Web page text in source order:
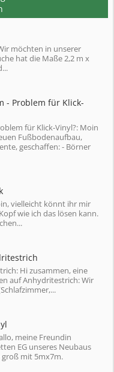
möchten in unserer
hat die Maße 2,2 m x
- Problem für Klick-
für Klick-Vinyl?: Moin
Fußbodenaufbau,
geschaffen: - Börner
vielleicht könnt ihr mir
wie ich das lösen kann.
Hi zusammen, eine
auf Anhydritestrich: Wir
meine Freundin
EG unseres Neubaus
mit 5mx7m.